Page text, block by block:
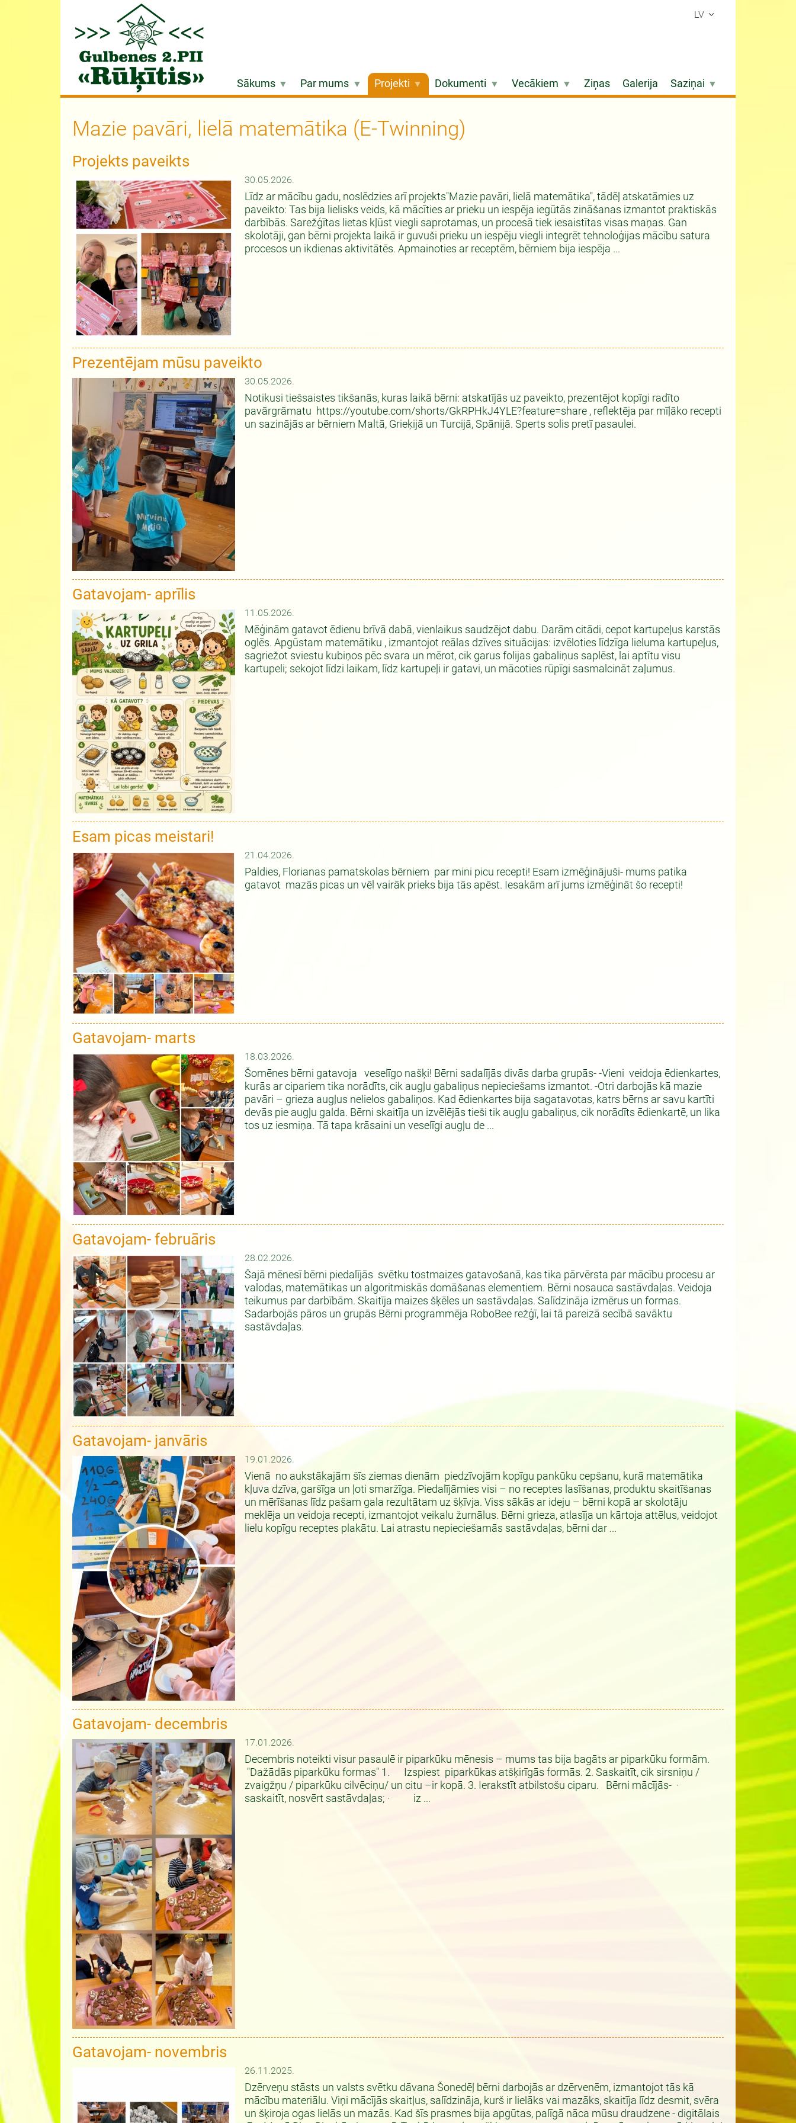
LV
Sākums Par mums Projekti Dokumenti Vecākiem Ziņas Galerija Saziņai
Mazie pavāri, lielā matemātika (E-Twinning)
Projekts paveikts
30.05.2026.
Līdz ar mācību gadu, noslēdzies arī projekts"Mazie pavāri, lielā matemātika", tādēļ atskatāmies uz
paveikto: Tas bija lielisks veids, kā mācīties ar prieku un iespēja iegūtās zināšanas izmantot praktiskās
darbībās. Sarežģītas lietas kļūst viegli saprotamas, un procesā tiek iesaistītas visas maņas. Gan
skolotāji, gan bērni projekta laikā ir guvuši prieku un iespēju viegli integrēt tehnoloģijas mācību satura
procesos un ikdienas aktivitātēs. Apmainoties ar receptēm, bērniem bija iespēja ...
Prezentējam mūsu paveikto
30.05.2026.
Notikusi tiešsaistes tikšanās, kuras laikā bērni: atskatījās uz paveikto, prezentējot kopīgi radīto
pavārgrāmatu https://youtube.com/shorts/GkRPHkJ4YLE?feature=share , reflektēja par mīļāko recepti
un sazinājās ar bērniem Maltā, Grieķijā un Turcijā, Spānijā. Sperts solis pretī pasaulei.
Gatavojam- aprīlis
11.05.2026.
Mēģinām gatavot ēdienu brīvā dabā, vienlaikus saudzējot dabu. Darām citādi, cepot kartupeļus karstās
oglēs. Apgūstam matemātiku , izmantojot reālas dzīves situācijas: izvēloties līdzīga lieluma kartupeļus,
sagriežot sviestu kubiņos pēc svara un mērot, cik garus folijas gabaliņus saplēst, lai aptītu visu
kartupeli; sekojot līdzi laikam, līdz kartupeļi ir gatavi, un mācoties rūpīgi sasmalcināt zaļumus.
Esam picas meistari!
21.04.2026.
Paldies, Florianas pamatskolas bērniem par mini picu recepti! Esam izmēģinājuši- mums patika
gatavot mazās picas un vēl vairāk prieks bija tās apēst. Iesakām arī jums izmēģināt šo recepti!
Gatavojam- marts
18.03.2026.
Šomēnes bērni gatavoja veselīgo našķi! Bērni sadalījās divās darba grupās- -Vieni veidoja ēdienkartes,
kurās ar cipariem tika norādīts, cik augļu gabaliņus nepieciešams izmantot. -Otri darbojās kā mazie
pavāri – grieza augļus nelielos gabaliņos. Kad ēdienkartes bija sagatavotas, katrs bērns ar savu kartīti
devās pie augļu galda. Bērni skaitīja un izvēlējās tieši tik augļu gabaliņus, cik norādīts ēdienkartē, un lika
tos uz iesmiņa. Tā tapa krāsaini un veselīgi augļu de ...
Gatavojam- februāris
28.02.2026.
Šajā mēnesī bērni piedalījās svētku tostmaizes gatavošanā, kas tika pārvērsta par mācību procesu ar
valodas, matemātikas un algoritmiskās domāšanas elementiem. Bērni nosauca sastāvdaļas. Veidoja
teikumus par darbībām. Skaitīja maizes šķēles un sastāvdaļas. Salīdzināja izmērus un formas.
Sadarbojās pāros un grupās Bērni programmēja RoboBee režģī, lai tā pareizā secībā savāktu
sastāvdaļas.
Gatavojam- janvāris
19.01.2026.
Vienā no aukstākajām šīs ziemas dienām piedzīvojām kopīgu pankūku cepšanu, kurā matemātika
kļuva dzīva, garšīga un ļoti smaržīga. Piedalījāmies visi – no receptes lasīšanas, produktu skaitīšanas
un mērīšanas līdz pašam gala rezultātam uz šķīvja. Viss sākās ar ideju – bērni kopā ar skolotāju
meklēja un veidoja recepti, izmantojot veikalu žurnālus. Bērni grieza, atlasīja un kārtoja attēlus, veidojot
lielu kopīgu receptes plakātu. Lai atrastu nepieciešamās sastāvdaļas, bērni dar ...
Gatavojam- decembris
17.01.2026.
Decembris noteikti visur pasaulē ir piparkūku mēnesis – mums tas bija bagāts ar piparkūku formām.
"Dažādās piparkūku formas" 1. Izspiest piparkūkas atšķirīgās formās. 2. Saskaitīt, cik sirsniņu /
zvaigžņu / piparkūku cilvēciņu/ un citu –ir kopā. 3. Ierakstīt atbilstošu ciparu. Bērni mācījās- ·
saskaitīt, nosvērt sastāvdaļas; · iz ...
Gatavojam- novembris
26.11.2025.
Dzērveņu stāsts un valsts svētku dāvana Šonedēļ bērni darbojās ar dzērvenēm, izmantojot tās kā
mācību materiālu. Viņi mācījās skaitļus, salīdzināja, kurš ir lielāks vai mazāks, skaitīja līdz desmit, svēra
un šķiroja ogas lielās un mazās. Kad šīs prasmes bija apgūtas, palīgā nāca mūsu draudzene - digitālais